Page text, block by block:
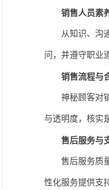
销售人员素
从知识、沟
问，并遵守职业
销售流程与
神秘顾客对
与透明度，核实
售后服务与
售后服务质
性化服务提供支